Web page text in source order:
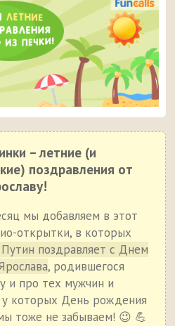
– летние (и
поздравления от
мы добавляем в этот
открытки, в которых
поздравляет с Днем
, родившегося
и про тех мужчин и
у которых День рождения
тоже не забываем! 😉 💪